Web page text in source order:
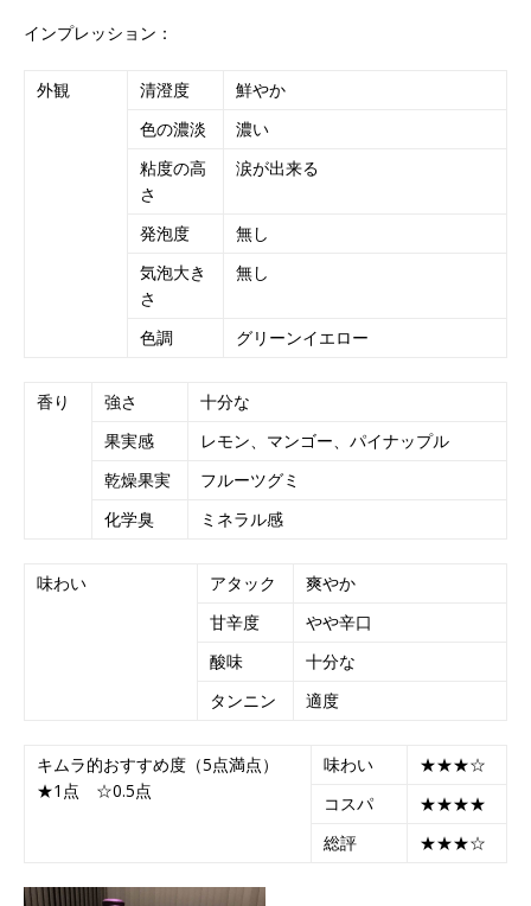
インプレッション：
外観 清澄度
鮮やか
色の濃淡
濃い
粘度の高
さ
涙が出来る
発泡度
無し
気泡大き
さ
無し
色調 グリーンイエロー
香り 強さ
十分な
果実感
レモン、マンゴー、パイナップル
乾燥果実
フルーツグミ
化学臭
ミネラル感
味わい アタック
爽やか
甘辛度
やや辛口
酸味
十分な
タンニン
適度
キムラ的おすすめ度（5点満点）
★1点 ☆0.5点
味わい
★★★☆
コスパ
★★★★
総評
★★★☆